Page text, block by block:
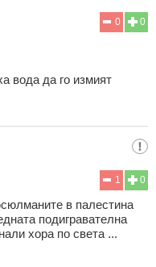
0
0
вода да го измият
0
1
в палестина
подигравателна
хора по света ...